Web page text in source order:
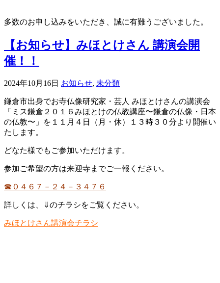
多数のお申し込みをいただき、誠に有難うございました。
【お知らせ】みほとけさん 講演会開
催！！
2024年10月16日 お知らせ, 未分類
鎌倉市出身でお寺仏像研究家・芸人 みほとけさんの講演会
「ミス鎌倉２０１６みほとけの仏教講座〜鎌倉の仏像・日本
の仏教〜」を１１月４日（月・休）１３時３０分より開催い
たします。
どなた様でもご参加いただけます。
参加ご希望の方は来迎寺までご一報ください。
☎０４６７－２４－３４７６
詳しくは、⇓のチラシをご覧ください。
みほとけさん講演会チラシ